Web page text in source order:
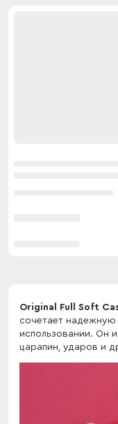
Original Full Soft
сочетает
использовании. Он
царапин, ударов и